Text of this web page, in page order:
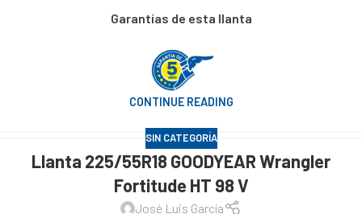
Garantías de esta llanta
CONTINUE READING
SIN CATEGORÍA
Llanta 225/55R18 GOODYEAR Wrangler
Fortitude HT 98 V
José Luis García